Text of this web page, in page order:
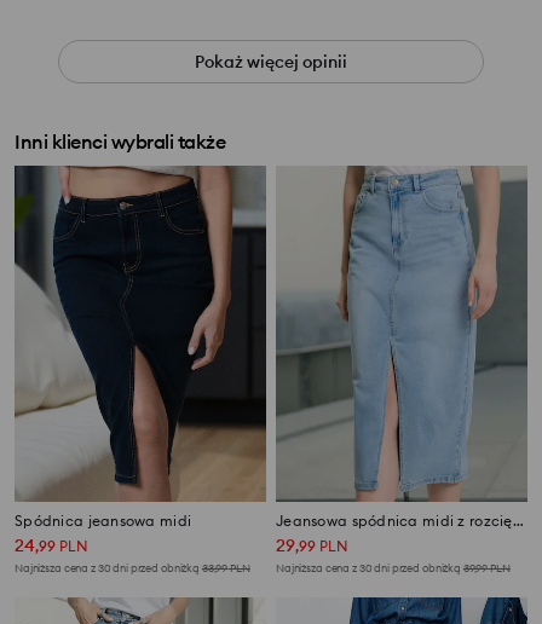
Pokaż więcej opinii
Inni klienci wybrali także
Spódnica jeansowa midi
24,99 PLN
Najniższa cena z 30 dni przed obniżką 33,99PLN
Jeansowa spódnica midi z rozcięciem
29,99 PLN
Najniższa cena z 30 dni przed obniżką 39,99PLN